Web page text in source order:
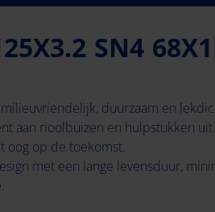
SN4
duurzaam en
aan rioolbuizen en hulpstukken uit
oog op de toekomst.
met een lange levensduur,